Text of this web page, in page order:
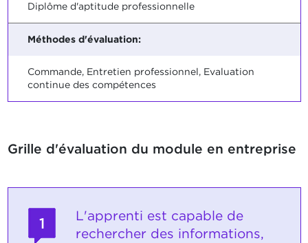
Diplôme d'aptitude professionnelle
Méthodes d'évaluation:
Commande, Entretien professionnel, Evaluation
continue des compétences
Grille d'évaluation du module en entreprise
1
L'apprenti est capable de
rechercher des informations,